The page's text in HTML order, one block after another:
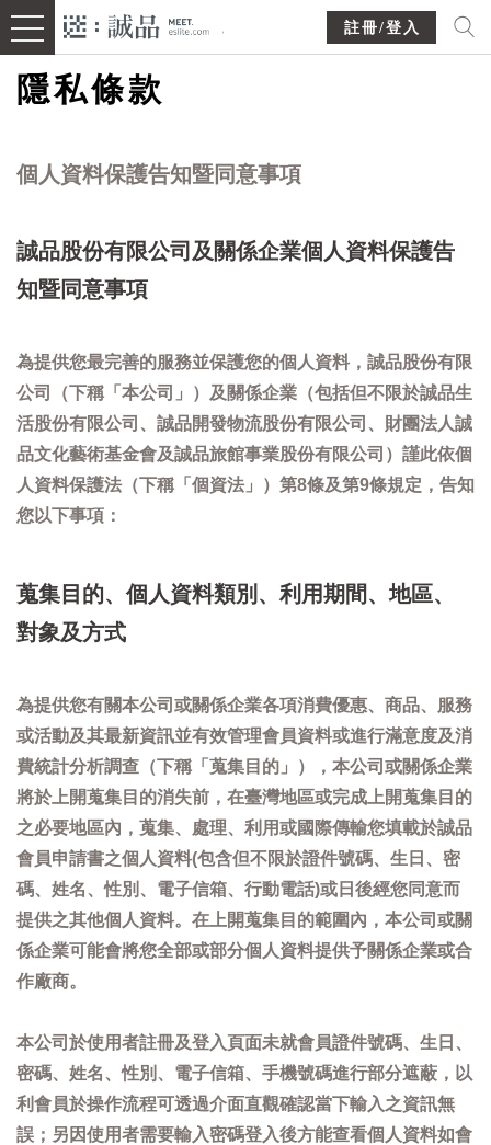
註冊/登入
隱私條款
個人資料保護告知暨同意事項
誠品股份有限公司及關係企業個人資料保護告
知暨同意事項
為提供您最完善的服務並保護您的個人資料，誠品股份有限
公司（下稱「本公司」）及關係企業（包括但不限於誠品生
活股份有限公司、誠品開發物流股份有限公司、財團法人誠
品文化藝術基金會及誠品旅館事業股份有限公司）謹此依個
人資料保護法（下稱「個資法」）第8條及第9條規定，告知
您以下事項：
蒐集目的、個人資料類別、利用期間、地區、
對象及方式
為提供您有關本公司或關係企業各項消費優惠、商品、服務
或活動及其最新資訊並有效管理會員資料或進行滿意度及消
費統計分析調查（下稱「蒐集目的」），本公司或關係企業
將於上開蒐集目的消失前，在臺灣地區或完成上開蒐集目的
之必要地區內，蒐集、處理、利用或國際傳輸您填載於誠品
會員申請書之個人資料(包含但不限於證件號碼、生日、密
碼、姓名、性別、電子信箱、行動電話)或日後經您同意而
提供之其他個人資料。在上開蒐集目的範圍內，本公司或關
係企業可能會將您全部或部分個人資料提供予關係企業或合
作廠商。
本公司於使用者註冊及登入頁面未就會員證件號碼、生日、
密碼、姓名、性別、電子信箱、手機號碼進行部分遮蔽，以
利會員於操作流程可透過介面直觀確認當下輸入之資訊無
誤；另因使用者需要輸入密碼登入後方能查看個人資料如會